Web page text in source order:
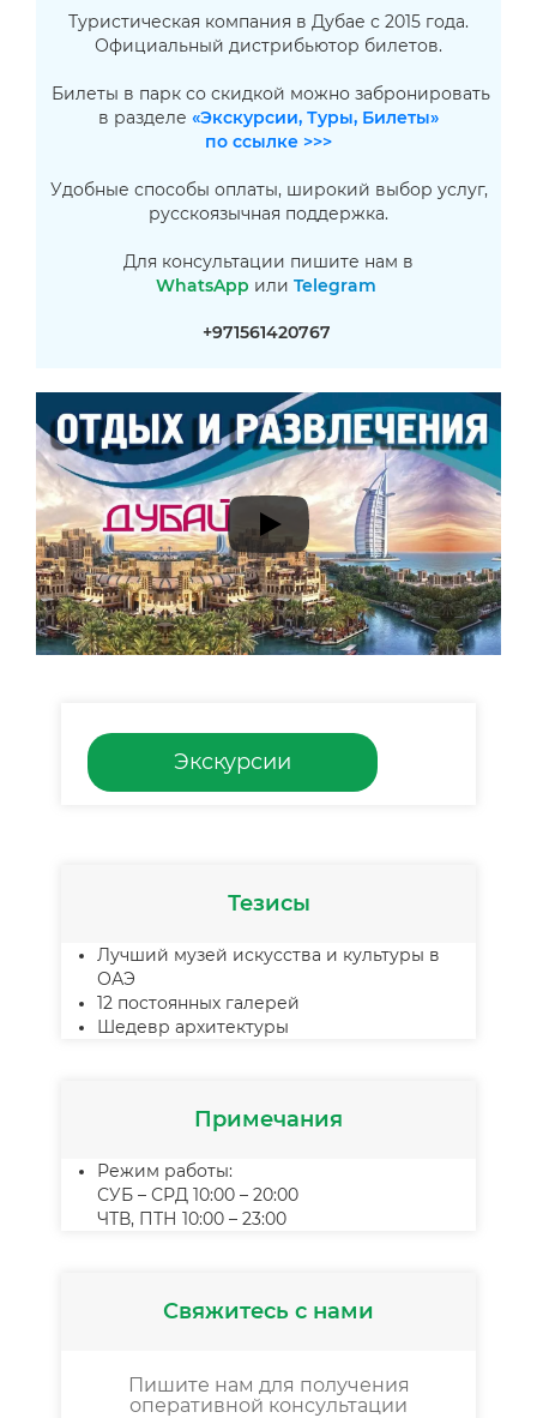
Туристическая компания в Дубае с 2015 года.
Официальный дистрибьютор билетов.
Билеты в парк со скидкой можно забронировать
в разделе «Экскурсии, Туры, Билеты»
по ссылке >>>
Удобные способы оплаты, широкий выбор услуг,
русскоязычная поддержка.
Для консультации пишите нам в
WhatsApp или Telegram
+971561420767
Экскурсии
Тезисы
Лучший музей искусства и культуры в
ОАЭ
12 постоянных галерей
Шедевр архитектуры
Примечания
Режим работы:
СУБ – СРД 10:00 – 20:00
ЧТВ, ПТН 10:00 – 23:00
Свяжитесь с нами
Пишите нам для получения
оперативной консультации